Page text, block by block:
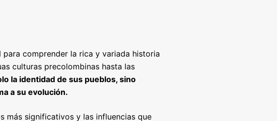
comprender la rica y variada historia
culturas precolombinas hasta las
la identidad de sus pueblos, sino
a su evolución.
más significativos y las influencias que